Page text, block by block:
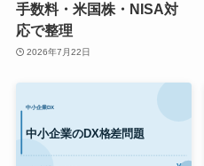
手数料・米国株・NISA対
応で整理
2026年7月22日